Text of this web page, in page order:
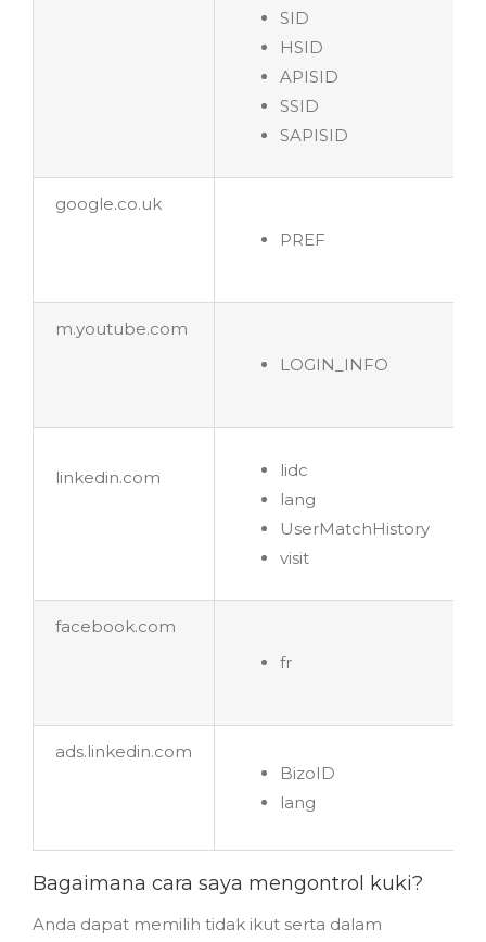
SID
HSID
APISID
SSID
SAPISID
google.co.uk
PREF
m.youtube.com
LOGIN_INFO
linkedin.com
lidc
lang
UserMatchHistory
visit
facebook.com
fr
ads.linkedin.com
BizoID
lang
Bagaimana cara saya mengontrol kuki?
Anda dapat memilih tidak ikut serta dalam